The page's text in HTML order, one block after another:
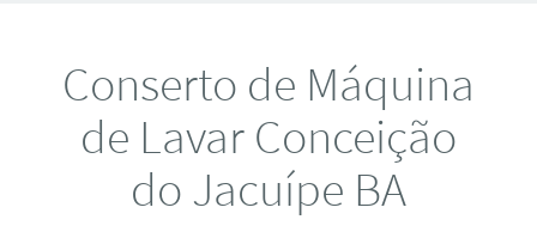
Conserto de Máquina
de Lavar Conceição
do Jacuípe BA